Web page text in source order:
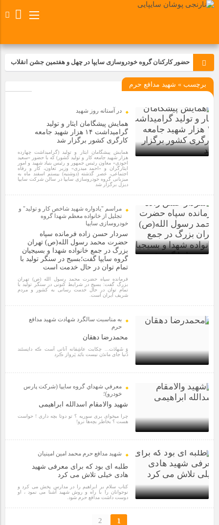
حضور کارکنان گروه خودروسازی سایپا در چهل و هفتمین جشن انقلاب
تجدید بیعت کارکنان شرکت پارس خودرو با آرمان های رهبر کبیر و فقید
مسابقات ورزشی در مگاموتوربا استقبال کارکنان برگزار شد
مراسم عزاداری و ذکرمصیبت سالروز شهادت امام محمدتقی(ع) در
شرکت زامیاد
تجربه‌ای میدانی از صنعت برای دانش‌آموزان فنی‌وحرفه‌ای؛ بازدید
مراسم بزرگداشت سالروز آزادسازی خرمشهر در شرکت پارس خودرو
برگزار شد
مراسم گرامیداشت سالروز آزادسازی خرمشهر در نمازخانه فاطمیه
تیم شهدای مگاموتور در بزرگترین مسابقات گل کوچک جهان شرکت
برچسب » شهید مدافع حرم
در آستانه روز شهید
همایش پیشگامان ایثار و تولید
گرامیداشت ۱۴ هزار شهید جامعه
کارگری کشور برگزار شد
همایش پیشگامان ایثار و تولید (گرامیداشت چهارده
هزار شهید جامعه کار و تولید کشور) که با حضور «سعید
احودی» معاون رئیس جمهور و رئیس بنیاد شهید و امور
ایثارگران و «احمد میدری» وزیر تعاون، کار و رفاه
اجتماعی، عصر گذشته (دوشنبه) بیستم اسفند ماه به
میزبانی گروه خودروسازی سایپا در سالن شرکت سایپا
دیزل برگزار شد
مراسم "یادواره شهید شاخص کار و تولید" و
تجلیل از خانواده معظم شهدا گروه
خودروسازی سایپا
سردار حسن زاده فرمانده سپاه
حضرت محمد رسول الله(ص) تهران
بزرگ در جمع خانواده شهدا و بسیجیان
گروه سایپا گفت؛بسیج در سنگر تولید با
تمام توان در حال خدمت است
فرمانده سپاه حضرت محمد رسول الله (ص) تهران
بزرگ گفت: بسیج در شرایط کنونی در سنگر تولید با
تمام توان در حال خدمت رسانی به کشور و مردم
شریف ایران است.
به مناسبت سالگرد شهادت شهید مدافع
حرم
محمدرضا دهقان
وَ شَهادَت... حِکایٺ عاشِقانه آنانی اَسٺ ڪه دانِستَند
دُنیا جای ماندَن نیست بایَد پَرواز ڪرد
معرفي شهداي گروه سايپا (شركت پارس
خودرو)؛
شهید والامقام اسدالله ابراهیمی
چرا میخوای بری سوریه ؟ تو دوتا بچه داری ! حواست
هست ؟ بخاطر بچه‌ها نرو!
شهید مدافع حرم محمد امین امینیان
طلبه ای بود که برای معرفی شهید
هادی خیلی تلاش می کرد
کتاب سلام بر ابراهیم را در مدارس پخش می کرد و
نوجوانان را با راه و روش شهید آشنا می نمود ، او
دوست داشت مدافع حرم شود.
1
2